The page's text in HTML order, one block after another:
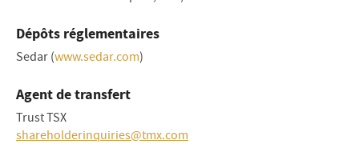
Dépôts réglementaires
Sedar (www.sedar.com)
Agent de transfert
Trust TSX
shareholderinquiries@tmx.com